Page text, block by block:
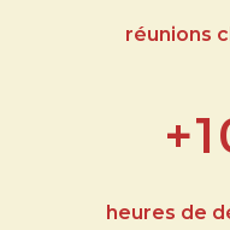
réunions
heures de